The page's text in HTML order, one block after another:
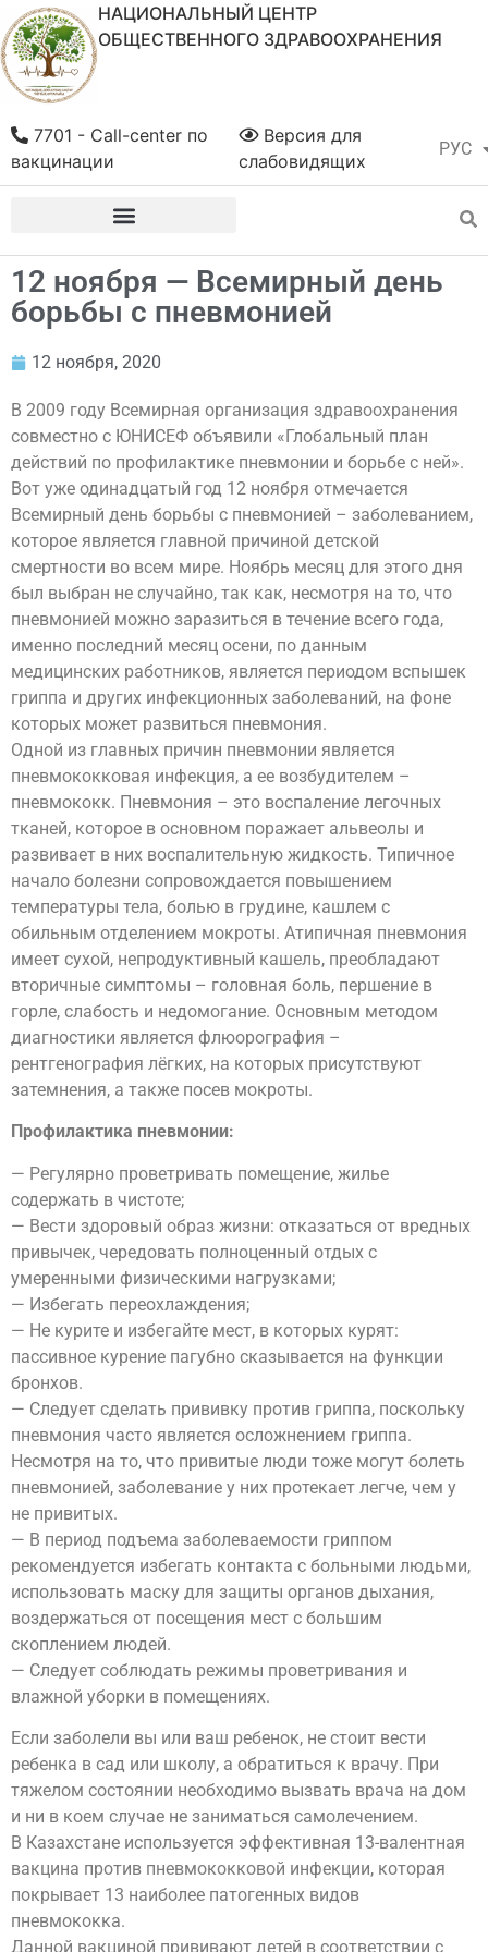
НАЦИОНАЛЬНЫЙ ЦЕНТР
ОБЩЕСТВЕННОГО ЗДРАВООХРАНЕНИЯ
РУС
ҚАЗ
Версия для
слабовидящих
7701 - Call-center по
вакцинации
12 ноября — Всемирный день
борьбы с пневмонией
12 ноября, 2020
В 2009 году Всемирная организация здравоохранения
совместно с ЮНИСЕФ объявили «Глобальный план
действий по профилактике пневмонии и борьбе с ней».
Вот уже одинадцатый год 12 ноября отмечается
Всемирный день борьбы с пневмонией – заболеванием,
которое является главной причиной детской
смертности во всем мире. Ноябрь месяц для этого дня
был выбран не случайно, так как, несмотря на то, что
пневмонией можно заразиться в течение всего года,
именно последний месяц осени, по данным
медицинских работников, является периодом вспышек
гриппа и других инфекционных заболеваний, на фоне
которых может развиться пневмония.
Одной из главных причин пневмонии является
пневмококковая инфекция, а ее возбудителем –
пневмококк. Пневмония – это воспаление легочных
тканей, которое в основном поражает альвеолы и
развивает в них воспалительную жидкость. Типичное
начало болезни сопровождается повышением
температуры тела, болью в грудине, кашлем с
обильным отделением мокроты. Атипичная пневмония
имеет сухой, непродуктивный кашель, преобладают
вторичные симптомы – головная боль, першение в
горле, слабость и недомогание. Основным методом
диагностики является флюорография –
рентгенография лёгких, на которых присутствуют
затемнения, а также посев мокроты.
Профилактика пневмонии:
— Регулярно проветривать помещение, жилье
содержать в чистоте;
— Вести здоровый образ жизни: отказаться от вредных
привычек, чередовать полноценный отдых с
умеренными физическими нагрузками;
— Избегать переохлаждения;
— Не курите и избегайте мест, в которых курят:
пассивное курение пагубно сказывается на функции
бронхов.
— Следует сделать прививку против гриппа, поскольку
пневмония часто является осложнением гриппа.
Несмотря на то, что привитые люди тоже могут болеть
пневмонией, заболевание у них протекает легче, чем у
не привитых.
— В период подъема заболеваемости гриппом
рекомендуется избегать контакта с больными людьми,
использовать маску для защиты органов дыхания,
воздержаться от посещения мест с большим
скоплением людей.
— Следует соблюдать режимы проветривания и
влажной уборки в помещениях.
Если заболели вы или ваш ребенок, не стоит вести
ребенка в сад или школу, а обратиться к врачу. При
тяжелом состоянии необходимо вызвать врача на дом
и ни в коем случае не заниматься самолечением.
В Казахстане используется эффективная 13-валентная
вакцина против пневмококковой инфекции, которая
покрывает 13 наиболее патогенных видов
пневмококка.
Данной вакциной прививают детей в соответствии с